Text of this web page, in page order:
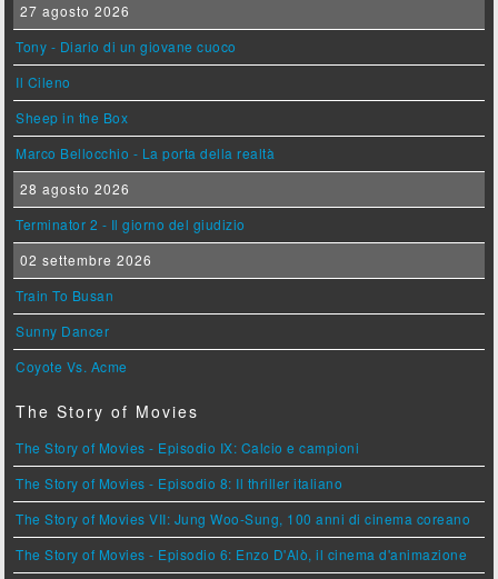
27 agosto 2026
Tony - Diario di un giovane cuoco
Il Cileno
Sheep in the Box
Marco Bellocchio - La porta della realtà
28 agosto 2026
Terminator 2 - Il giorno del giudizio
02 settembre 2026
Train To Busan
Sunny Dancer
Coyote Vs. Acme
The Story of Movies
The Story of Movies - Episodio IX: Calcio e campioni
The Story of Movies - Episodio 8: Il thriller italiano
The Story of Movies VII: Jung Woo-Sung, 100 anni di cinema coreano
The Story of Movies - Episodio 6: Enzo D'Alò, il cinema d'animazione